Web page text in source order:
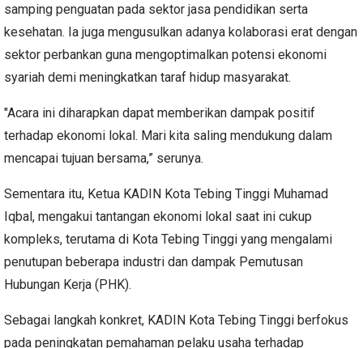
samping penguatan pada sektor jasa pendidikan serta
kesehatan. Ia juga mengusulkan adanya kolaborasi erat dengan
sektor perbankan guna mengoptimalkan potensi ekonomi
syariah demi meningkatkan taraf hidup masyarakat.
"Acara ini diharapkan dapat memberikan dampak positif
terhadap ekonomi lokal. Mari kita saling mendukung dalam
mencapai tujuan bersama,” serunya.
Sementara itu, Ketua KADIN Kota Tebing Tinggi Muhamad
Iqbal, mengakui tantangan ekonomi lokal saat ini cukup
kompleks, terutama di Kota Tebing Tinggi yang mengalami
penutupan beberapa industri dan dampak Pemutusan
Hubungan Kerja (PHK).
Sebagai langkah konkret, KADIN Kota Tebing Tinggi berfokus
pada peningkatan pemahaman pelaku usaha terhadap